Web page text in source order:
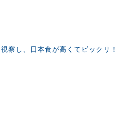
察し、日本食が高くてビックリ！